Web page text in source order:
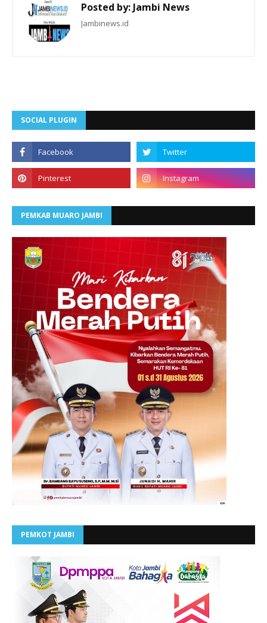
Posted by:Jambi News
Jambinews.id
SOCIAL PLUGIN
PEMKAB MUARO JAMBI
PEMKOT JAMBI